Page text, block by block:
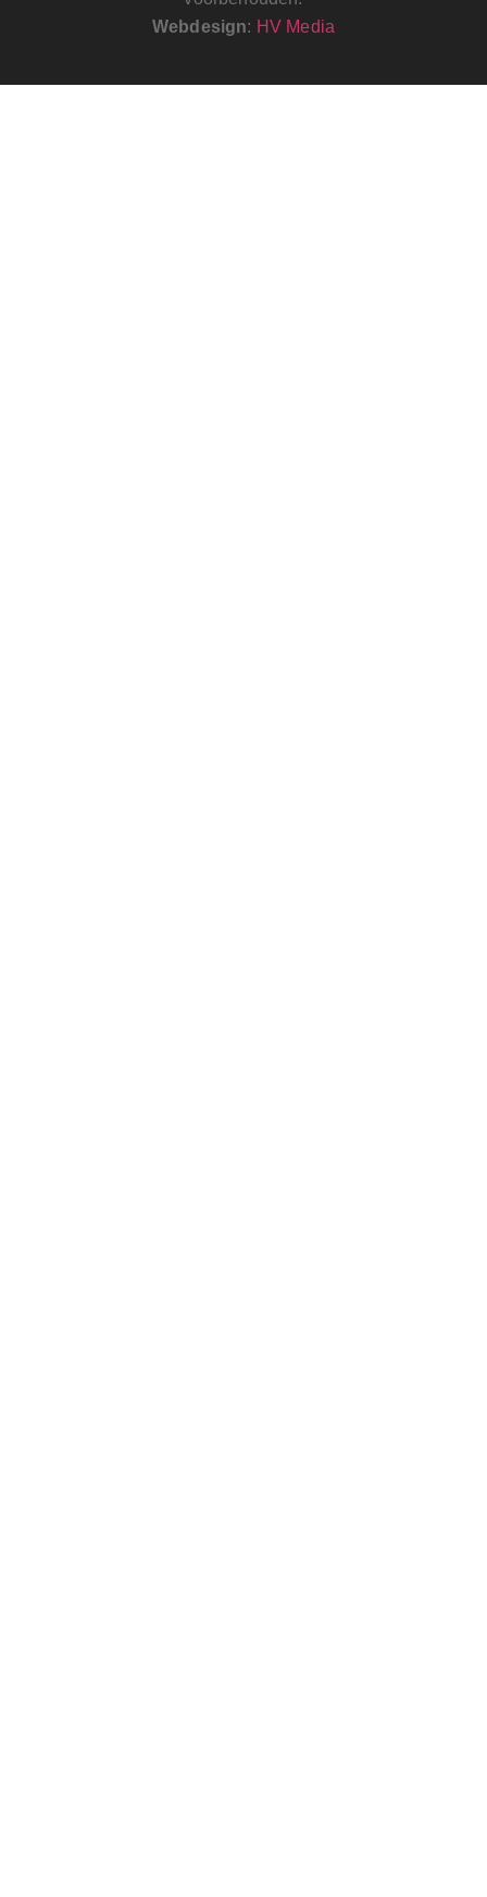
Webdesign: HV Media